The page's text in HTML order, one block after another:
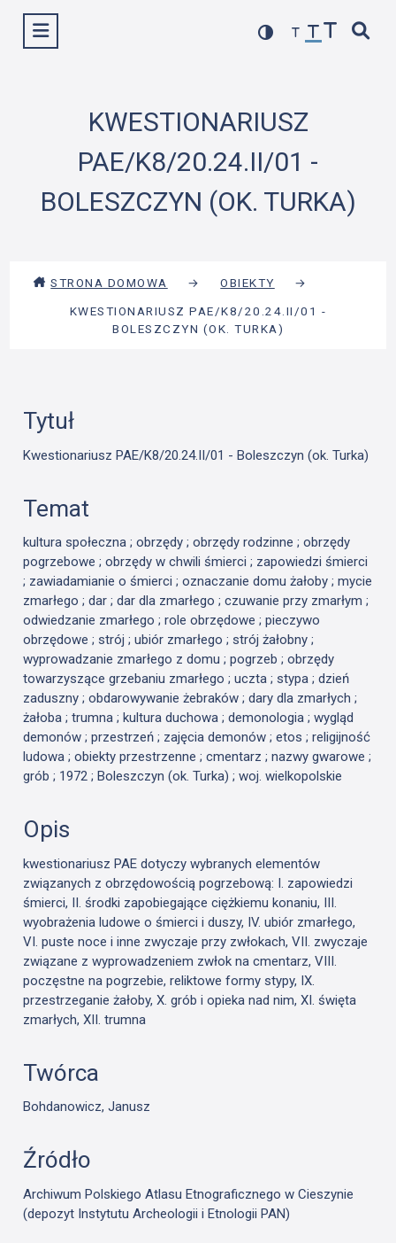
Wyświetl menu
KWESTIONARIUSZ
PAE/K8/20.24.II/01 -
BOLESZCZYN (OK. TURKA)
STRONA DOMOWA → OBIEKTY
→
KWESTIONARIUSZ PAE/K8/20.24.II/01 -
BOLESZCZYN (OK. TURKA)
Tytuł
Kwestionariusz PAE/K8/20.24.II/01 - Boleszczyn (ok. Turka)
Temat
kultura społeczna ; obrzędy ; obrzędy rodzinne ; obrzędy
pogrzebowe ; obrzędy w chwili śmierci ; zapowiedzi śmierci
; zawiadamianie o śmierci ; oznaczanie domu żałoby ; mycie
zmarłego ; dar ; dar dla zmarłego ; czuwanie przy zmarłym ;
odwiedzanie zmarłego ; role obrzędowe ; pieczywo
obrzędowe ; strój ; ubiór zmarłego ; strój żałobny ;
wyprowadzanie zmarłego z domu ; pogrzeb ; obrzędy
towarzyszące grzebaniu zmarłego ; uczta ; stypa ; dzień
zaduszny ; obdarowywanie żebraków ; dary dla zmarłych ;
żałoba ; trumna ; kultura duchowa ; demonologia ; wygląd
demonów ; przestrzeń ; zajęcia demonów ; etos ; religijność
ludowa ; obiekty przestrzenne ; cmentarz ; nazwy gwarowe ;
grób ; 1972 ; Boleszczyn (ok. Turka) ; woj. wielkopolskie
Opis
kwestionariusz PAE dotyczy wybranych elementów
związanych z obrzędowością pogrzebową: I. zapowiedzi
śmierci, II. środki zapobiegające ciężkiemu konaniu, III.
wyobrażenia ludowe o śmierci i duszy, IV. ubiór zmarłego,
VI. puste noce i inne zwyczaje przy zwłokach, VII. zwyczaje
związane z wyprowadzeniem zwłok na cmentarz, VIII.
poczęstne na pogrzebie, reliktowe formy stypy, IX.
przestrzeganie żałoby, X. grób i opieka nad nim, XI. święta
zmarłych, XII. trumna
Twórca
Bohdanowicz, Janusz
Źródło
Archiwum Polskiego Atlasu Etnograficznego w Cieszynie
(depozyt Instytutu Archeologii i Etnologii PAN)